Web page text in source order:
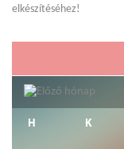
elkészítéséhez!
H K